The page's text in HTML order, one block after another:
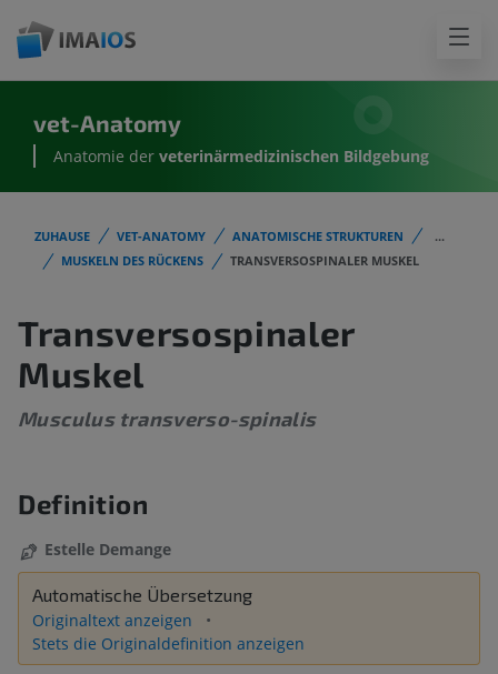
vet-Anatomy
Anatomie der veterinärmedizinischen Bildgebung
ZUHAUSE VET-ANATOMY ANATOMISCHE STRUKTUREN
...
MUSKELN DES RÜCKENS
TRANSVERSOSPINALER MUSKEL
Transversospinaler
Muskel
Musculus transverso-spinalis
Definition
Estelle Demange
Automatische Übersetzung
Originaltext anzeigen
Stets die Originaldefinition anzeigen